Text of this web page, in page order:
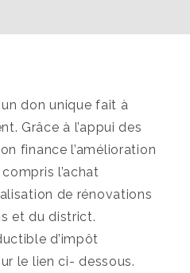
un don unique fait à
Grâce à l’appui des
finance l’amélioration
l’achat
de rénovations
et du district.
d’impôt
le lien ci- dessous.